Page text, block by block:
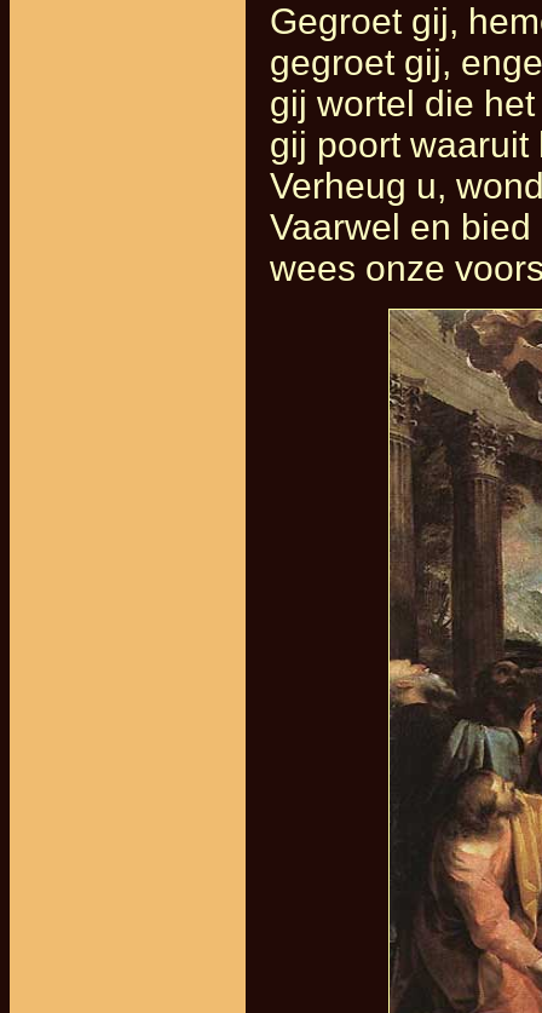
Gegroet gij,
gegroet gij,
gij wortel die
gij poort waaruit
Verheug u,
Vaarwel en
wees onze